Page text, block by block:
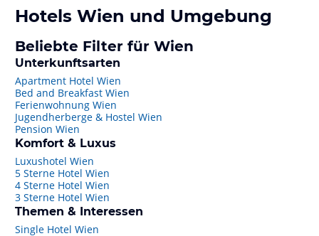
Hotels Wien und Umgebung
Beliebte Filter für Wien
Unterkunftsarten
Apartment Hotel Wien
Bed and Breakfast Wien
Ferienwohnung Wien
Jugendherberge & Hostel Wien
Pension Wien
Komfort & Luxus
Luxushotel Wien
5 Sterne Hotel Wien
4 Sterne Hotel Wien
3 Sterne Hotel Wien
Themen & Interessen
Single Hotel Wien